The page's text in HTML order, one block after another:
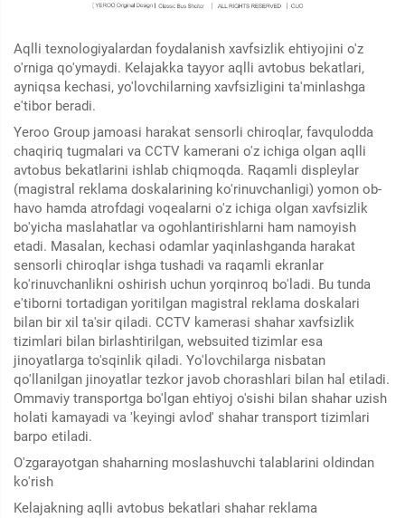
Aqlli texnologiyalardan foydalanish xavfsizlik ehtiyojini o'z
o'rniga qo'ymaydi. Kelajakka tayyor aqlli avtobus bekatlari,
ayniqsa kechasi, yo'lovchilarning xavfsizligini ta'minlashga
e'tibor beradi.
Yeroo Group jamoasi harakat sensorli chiroqlar, favqulodda
chaqiriq tugmalari va CCTV kamerani o'z ichiga olgan aqlli
avtobus bekatlarini ishlab chiqmoqda. Raqamli displeylar
(magistral reklama doskalarining ko'rinuvchanligi) yomon ob-
havo hamda atrofdagi voqealarni o'z ichiga olgan xavfsizlik
bo'yicha maslahatlar va ogohlantirishlarni ham namoyish
etadi. Masalan, kechasi odamlar yaqinlashganda harakat
sensorli chiroqlar ishga tushadi va raqamli ekranlar
ko'rinuvchanlikni oshirish uchun yorqinroq bo'ladi. Bu tunda
e'tiborni tortadigan yoritilgan magistral reklama doskalari
bilan bir xil ta'sir qiladi. CCTV kamerasi shahar xavfsizlik
tizimlari bilan birlashtirilgan, websuited tizimlar esa
jinoyatlarga to'sqinlik qiladi. Yo'lovchilarga nisbatan
qo'llanilgan jinoyatlar tezkor javob chorashlari bilan hal etiladi.
Ommaviy transportga bo'lgan ehtiyoj o'sishi bilan shahar uzish
holati kamayadi va 'keyingi avlod' shahar transport tizimlari
barpo etiladi.
O'zgarayotgan shaharning moslashuvchi talablarini oldindan
ko'rish
Kelajakning aqlli avtobus bekatlari shahar reklama